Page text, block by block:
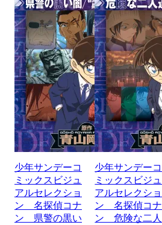
少年サンデーコ
ミックスビジュ
アルセレクショ
ン 名探偵コナ
ン 県警の黒い
少年サンデーコ
ミックスビジュ
アルセレクショ
ン 名探偵コナ
ン 危険な二人